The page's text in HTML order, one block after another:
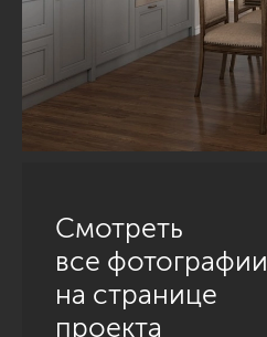
Смотреть
все фотографии
на странице
проекта